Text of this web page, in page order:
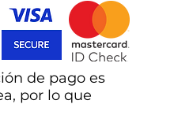
de pago es
por lo que